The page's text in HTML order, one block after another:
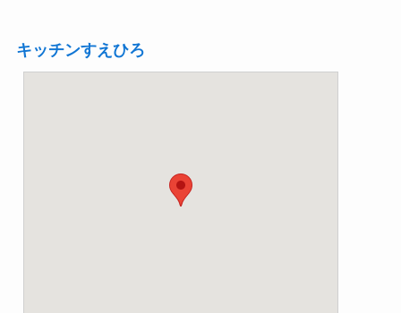
キッチンすえひろ